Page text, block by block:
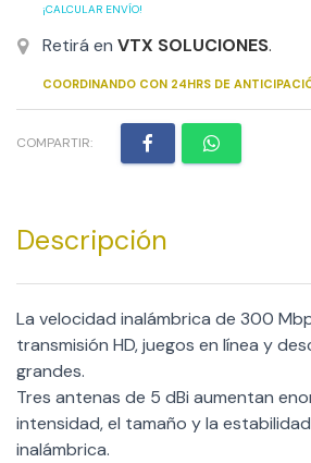
¡CALCULAR ENVÍO!
Retirá en VTX SOLUCIONES.
COORDINANDO CON 24HRS DE
COMPARTIR:
Descripción
La velocidad inalámbrica de 300
transmisión HD, juegos en línea y
grandes.
Tres antenas de 5 dBi aumentan
intensidad, el tamaño y la
inalámbrica.